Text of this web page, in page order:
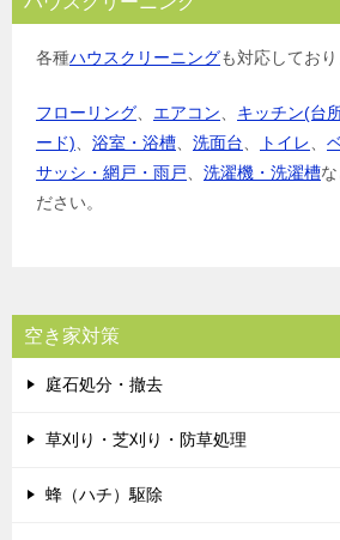
各種ハウスクリーニングも対応しており
フローリング エアコン キッチン(台
ード)
浴室・浴槽 洗面台 トイレ
サッシ・網戸・雨戸
洗濯機・洗濯槽
ださい。
空き家対策
庭石処分・撤去
草刈り・芝刈り・防草処理
蜂（ハチ）駆除